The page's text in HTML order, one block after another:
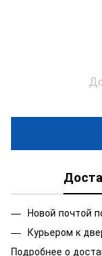
Новой почтой
Курьером к
Подробнее о